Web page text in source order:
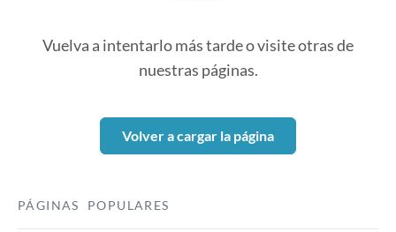
Vuelva a intentarlo más tarde o visite otras de
nuestras páginas.
Volver a cargar la página
PÁGINAS POPULARES